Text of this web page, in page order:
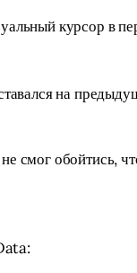
курсор в
на
смог обойтись,